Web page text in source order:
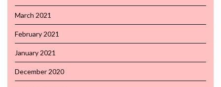
March 2021
February 2021
January 2021
December 2020